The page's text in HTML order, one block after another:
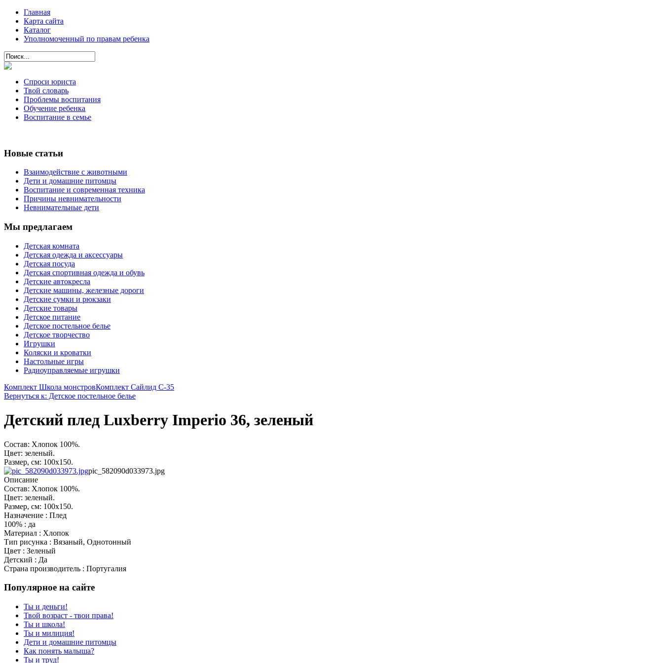
Главная
Карта сайта
Каталог
Уполномоченный по правам ребенка
Спроси юриста
Твой словарь
Проблемы воспитания
Обучение ребенка
Воспитание в семье
Новые статьи
Взаимодействие с животными
Дети и домашние питомцы
Воспитание и современная техника
Причины невнимательности
Невнимательные дети
Мы предлагаем
Детская комната
Детская одежда и аксессуары
Детская посуда
Детская спортивная одежда и обувь
Детские автокресла
Детские машины, железные дороги
Детские сумки и рюкзаки
Детские товары
Детское питание
Детское постельное белье
Детское творчество
Игрушки
Коляски и кроватки
Настольные игры
Радиоуправляемые игрушки
Комплект Школа монстровКомплект Сайлид С-35
Вернуться к: Детское постельное белье
Детский плед Luxberry Imperio 36, зеленый
Состав: Хлопок 100%.
Цвет: зеленый.
Размер, см: 100х150.
pic_582090d033973.jpg
Описание
Состав: Хлопок 100%.
Цвет: зеленый.
Размер, см: 100х150.
Назначение : Плед
100% : да
Материал : Хлопок
Тип рисунка : Вязаный, Однотонный
Цвет : Зеленый
Детский : Да
Страна производитель : Португалия
Популярное на сайте
Ты и деньги!
Твой возраст - твои права!
Ты и школа!
Ты и милиция!
Дети и домашние питомцы
Как понять малыша?
Ты и труд!